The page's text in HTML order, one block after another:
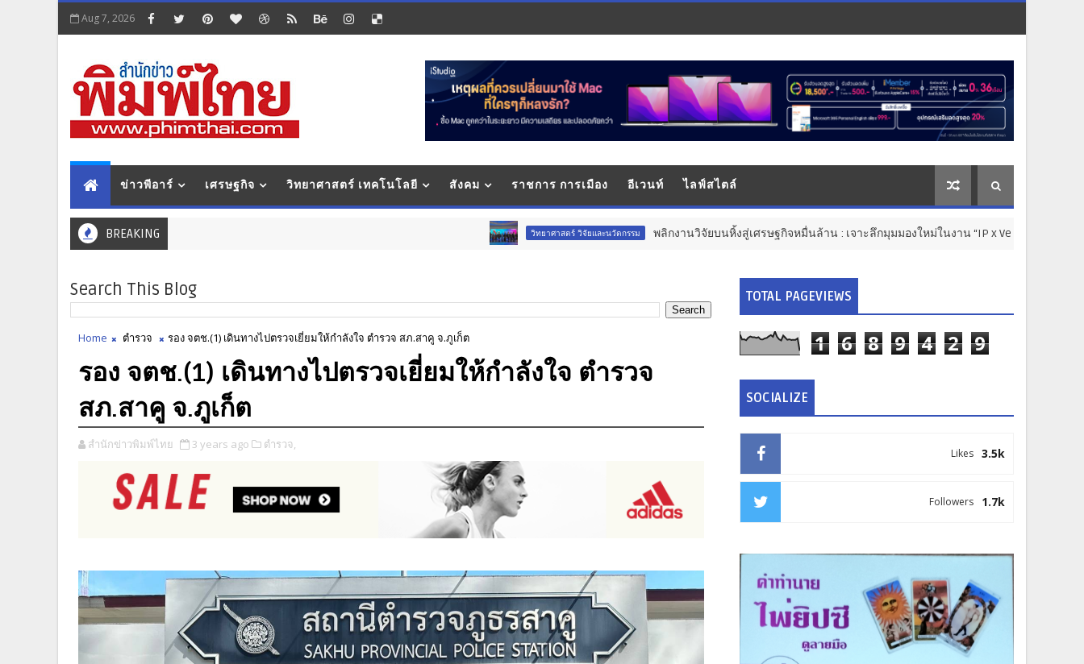
Aug 7, 2026
ข่าวพีอาร์ เศรษฐกิจ วิทยาศาสตร์ เทคโนโลยี สังคม ราชการ การเมือง อีเวนท์ ไลฟ์สไตล์
BREAKING วิทยาศาสตร์ วิจัยและนวัตกรรม พลิกงานวิจัยบนหิ้งสู่เศรษฐกิจหมื่นล้าน : เจาะลึกมุมมองใหม่ในงาน “IP x Venture Rise Thailand 2026”
Search This Blog
Home ตำรวจ รอง จตช.(1) เดินทางไปตรวจเยี่ยมให้กำลังใจ ตำรวจ สภ.สาคู จ.ภูเก็ต
รอง จตช.(1) เดินทางไปตรวจเยี่ยมให้กำลังใจ ตำรวจ
สภ.สาคู จ.ภูเก็ต
สำนักข่าวพิมพ์ไทย 3 years ago ตำรวจ,
TOTAL PAGEVIEWS
1 6 8 9 4 2 9
SOCIALIZE
3.5k
Likes
1.7k
Followers